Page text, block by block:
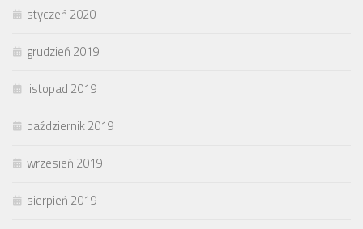
styczeń 2020
grudzień 2019
listopad 2019
październik 2019
wrzesień 2019
sierpień 2019